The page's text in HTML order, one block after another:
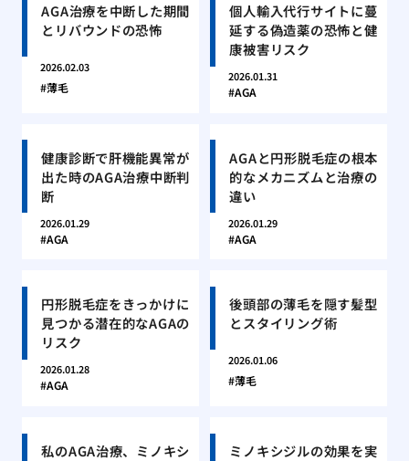
AGA治療を中断した期間
とリバウンドの恐怖
2026.02.03
薄毛
個人輸入代行サイトに蔓
延する偽造薬の恐怖と健
康被害リスク
2026.01.31
AGA
健康診断で肝機能異常が
出た時のAGA治療中断判
断
2026.01.29
AGA
AGAと円形脱毛症の根本
的なメカニズムと治療の
違い
2026.01.29
AGA
円形脱毛症をきっかけに
見つかる潜在的なAGAの
リスク
2026.01.28
AGA
後頭部の薄毛を隠す髪型
とスタイリング術
2026.01.06
薄毛
私のAGA治療、ミノキシ
ミノキシジルの効果を実